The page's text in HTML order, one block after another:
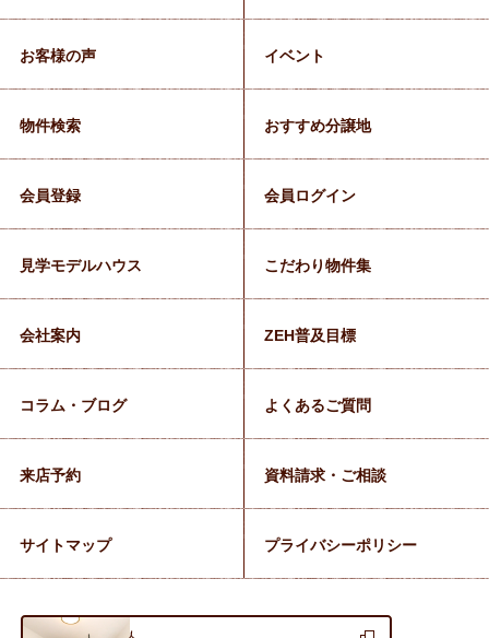
お客様の声 イベント
物件検索 おすすめ分譲地
会員登録 会員ログイン
見学モデルハウス こだわり物件集
会社案内 ZEH普及目標
コラム・ブログ よくあるご質問
来店予約 資料請求・ご相談
サイトマップ プライバシーポリシー